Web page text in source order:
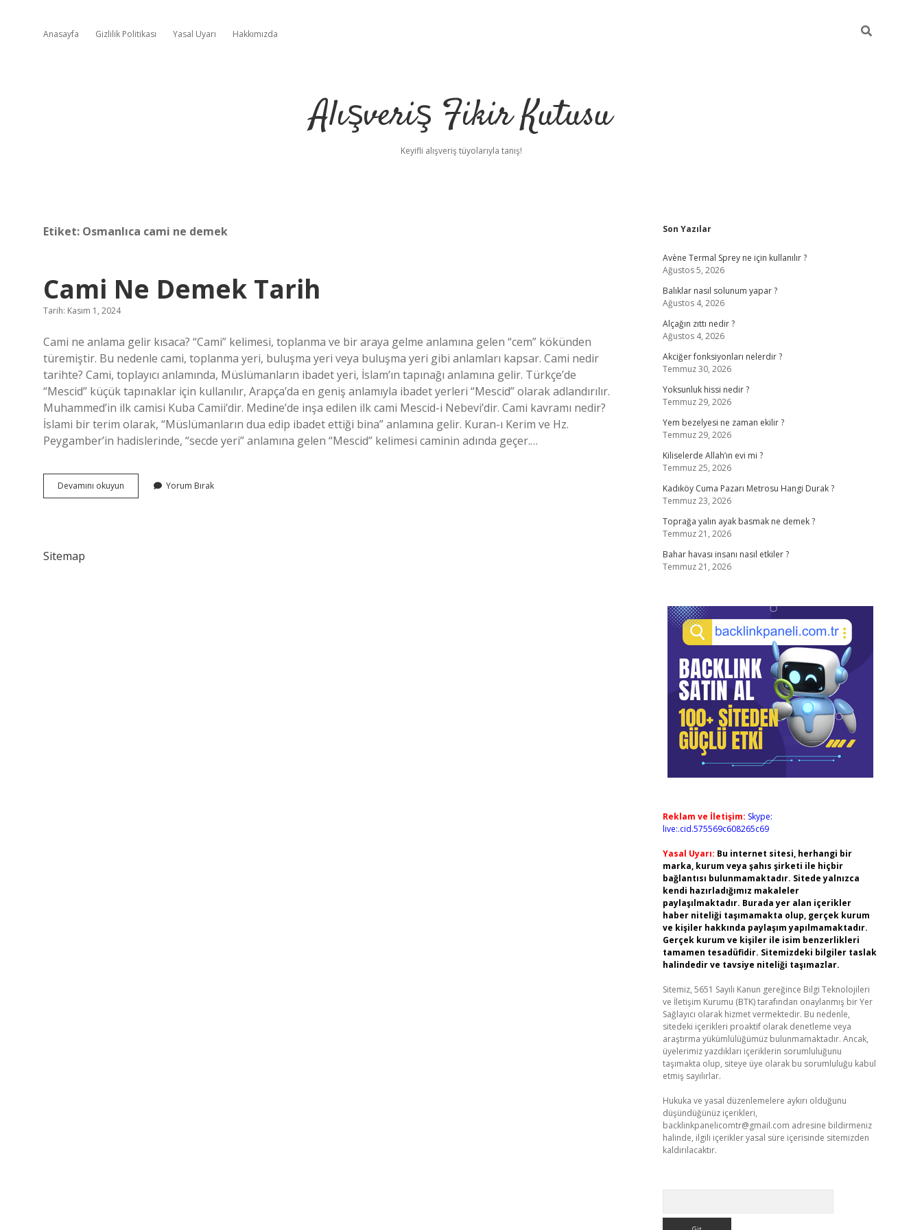
Anasayfa Gizlilik Politikası Yasal Uyarı Hakkımızda
Alışveriş Fikir Kutusu
Keyifli alışveriş tüyolarıyla tanış!
Etiket: Osmanlıca cami ne demek
Cami Ne Demek Tarih
Tarih: Kasım 1, 2024
Cami ne anlama gelir kısaca? “Cami” kelimesi, toplanma ve bir araya gelme anlamına gelen “cem” kökünden
türemiştir. Bu nedenle cami, toplanma yeri, buluşma yeri veya buluşma yeri gibi anlamları kapsar. Cami nedir
tarihte? Cami, toplayıcı anlamında, Müslümanların ibadet yeri, İslam’ın tapınağı anlamına gelir. Türkçe’de
“Mescid” küçük tapınaklar için kullanılır, Arapça’da en geniş anlamıyla ibadet yerleri “Mescid” olarak adlandırılır.
Muhammed’in ilk camisi Kuba Camii’dir. Medine’de inşa edilen ilk cami Mescid-i Nebevi’dir. Cami kavramı nedir?
İslami bir terim olarak, “Müslümanların dua edip ibadet ettiği bina” anlamına gelir. Kuran-ı Kerim ve Hz.
Peygamber’in hadislerinde, “secde yeri” anlamına gelen “Mescid” kelimesi caminin adında geçer.…
Devamını okuyun
Ne
Yorum Bırak
Sitemap
Sidebar
Son Yazılar
Avène Termal Sprey ne için kullanılır ?
Ağustos 5, 2026
Balıklar nasıl solunum yapar ?
Ağustos 4, 2026
Alçağın zıttı nedir ?
Ağustos 4, 2026
Akciğer fonksiyonları nelerdir ?
Temmuz 30, 2026
Yoksunluk hissi nedir ?
Temmuz 29, 2026
Yem bezelyesi ne zaman ekilir ?
Temmuz 29, 2026
Kiliselerde Allah’ın evi mi ?
Temmuz 25, 2026
Kadıköy Cuma Pazarı Metrosu Hangi Durak ?
Temmuz 23, 2026
Toprağa yalın ayak basmak ne demek ?
Temmuz 21, 2026
Bahar havası insanı nasıl etkiler ?
Temmuz 21, 2026
Reklam ve İletişim: Skype:
live:.cid.575569c608265c69
Yasal Uyarı: Bu internet sitesi, herhangi bir
marka, kurum veya şahıs şirketi ile hiçbir
bağlantısı bulunmamaktadır. Sitede yalnızca
kendi hazırladığımız makaleler
paylaşılmaktadır. Burada yer alan içerikler
haber niteliği taşımamakta olup, gerçek kurum
ve kişiler hakkında paylaşım yapılmamaktadır.
Gerçek kurum ve kişiler ile isim benzerlikleri
tamamen tesadüfidir. Sitemizdeki bilgiler taslak
halindedir ve tavsiye niteliği taşımazlar.
Sitemiz, 5651 Sayılı Kanun gereğince Bilgi Teknolojileri
ve İletişim Kurumu (BTK) tarafından onaylanmış bir Yer
Sağlayıcı olarak hizmet vermektedir. Bu nedenle,
sitedeki içerikleri proaktif olarak denetleme veya
araştırma yükümlülüğümüz bulunmamaktadır. Ancak,
üyelerimiz yazdıkları içeriklerin sorumluluğunu
taşımakta olup, siteye üye olarak bu sorumluluğu kabul
etmiş sayılırlar.
Hukuka ve yasal düzenlemelere aykırı olduğunu
düşündüğünüz içerikleri,
backlinkpanelicomtr@gmail.com adresine bildirmeniz
halinde, ilgili içerikler yasal süre içerisinde sitemizden
kaldırılacaktır.